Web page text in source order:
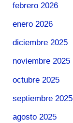
febrero 2026
enero 2026
diciembre 2025
noviembre 2025
octubre 2025
septiembre 2025
agosto 2025